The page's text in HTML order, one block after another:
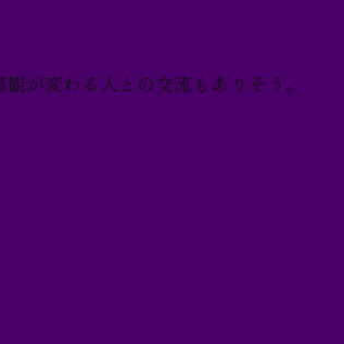
が変わる人との交流もありそう。